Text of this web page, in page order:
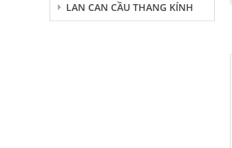
LAN CAN CẦU THANG KÍNH